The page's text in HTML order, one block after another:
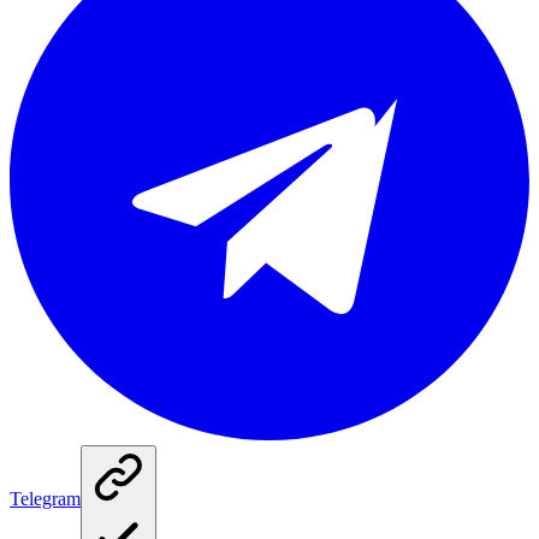
Telegram